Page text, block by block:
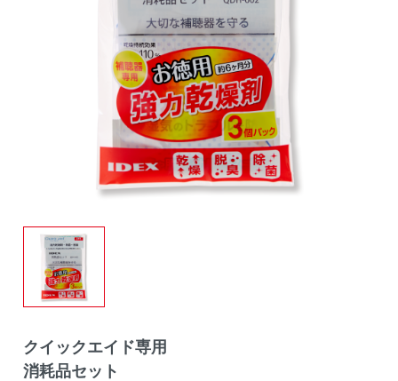
クイックエイド専用
消耗品セット